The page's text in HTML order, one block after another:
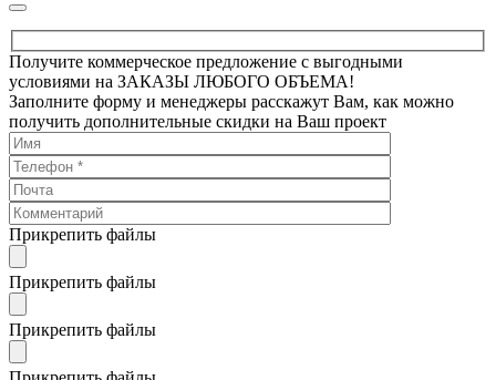
Получите коммерческое предложение с выгодными
условиями на ЗАКАЗЫ ЛЮБОГО ОБЪЕМА!
Заполните форму и менеджеры расскажут Вам, как можно
получить дополнительные скидки на Ваш проект
Прикрепить файлы
Прикрепить файлы
Прикрепить файлы